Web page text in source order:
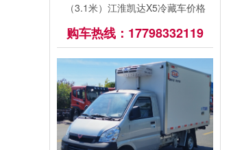
（3.1米）江淮凯达X5冷藏车价格
购车热线：17798332119